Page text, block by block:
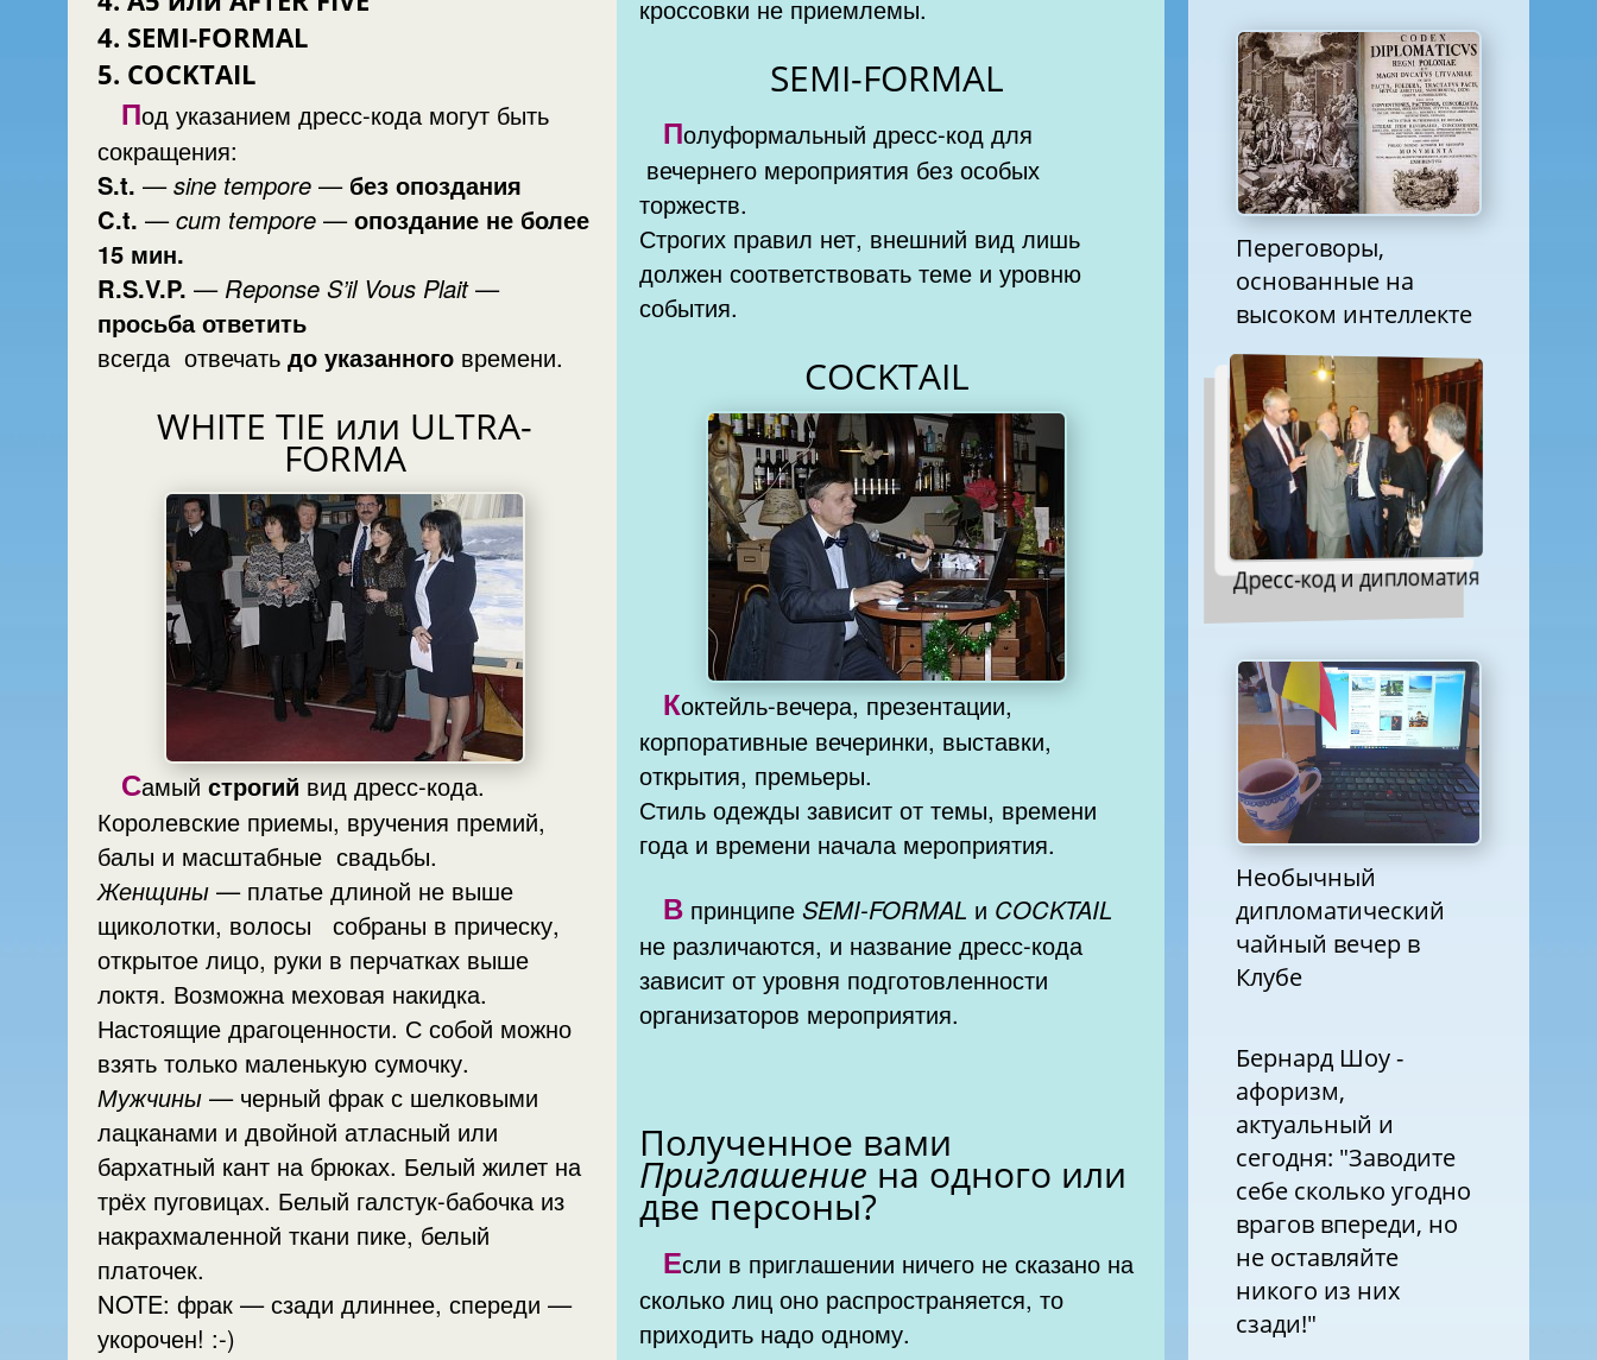
4. SEMI-FORMAL
5. COCKTAIL
Под указанием дресс-кода могут быть
сокращения:
S.t. —sine tempore — без опоздания
C.t. —cum tempore —опоздание не более
15 мин.
R.S.V.P. — Reponse S’il Vous Plait—
просьба ответить
всегда отвечать до указанного времени.
WHITE TIE или ULTRA-
FORMA
Самый строгий вид дресс-кода.
Королевские приемы, вручения премий,
балы и масштабные свадьбы.
Женщины — платье длиной не выше
щиколотки, волосы собраны в прическу,
открытое лицо, руки в перчатках выше
локтя. Возможна меховая накидка.
Настоящие драгоценности. С собой можно
взять только маленькую сумочку.
Мужчины — черный фрак с шелковыми
лацканами и двойной атласный или
бархатный кант на брюках. Белый жилет на
трёх пуговицах. Белый галстук-бабочка из
накрахмаленной ткани пике, белый
платочек.
NOTE: фрак — сзади длиннее, спереди —
укорочен! :-)
кроссовки не приемлемы.
SEMI-FORMAL
Полуформальный дресс-код для
вечернего мероприятия без особых
торжеств.
Строгих правил нет, внешний вид лишь
должен соответствовать теме и уровню
события.
COCKTAIL
Коктейль-вечера, презентации,
корпоративные вечеринки, выставки,
открытия, премьеры.
Стиль одежды зависит от темы, времени
года и времени начала мероприятия.
В принципеSEMI-FORMAL и COCKTAIL
не различаются, и название дресс-кода
зависит от уровня подготовленности
организаторов мероприятия.
Полученное вами
Приглашение на одного или
две персоны?
Если в приглашении ничего не сказано на
сколько лиц оно распространяется, то
приходить надо одному.
Переговоры,
основанные на
высоком интеллекте
Дресс-код и дипломатия
Необычный
дипломатический
чайный вечер в
Клубе
Бернард Шоу -
афоризм,
актуальный и
сегодня: "Заводите
себе сколько угодно
врагов впереди, но
не оставляйте
никого из них
сзади!"